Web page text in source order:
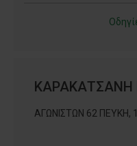
ΚΑΡΑΚΑΤΣΑΝΗ
ΑΓΩΝΙΣΤΩΝ 62 ΠΕΥΚΗ,